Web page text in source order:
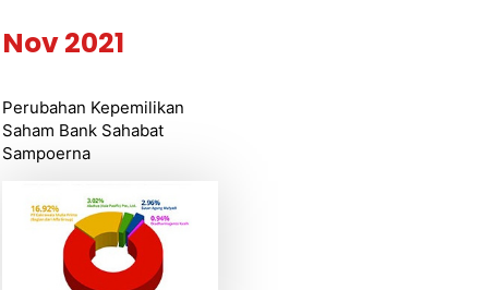
Nov 2021
Perubahan Kepemilikan
Saham Bank Sahabat
Sampoerna